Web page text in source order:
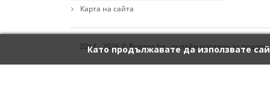
Като продължавате да използвате
Карта на сайта
2014 - 2026 © Banana.bg - онлайн магазин за